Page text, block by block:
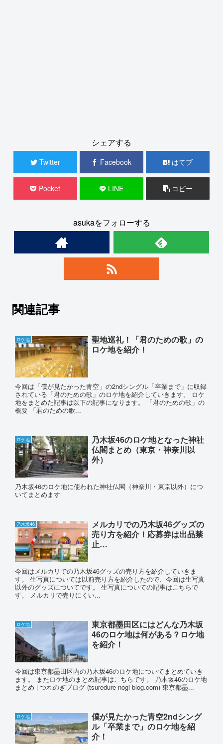
シェアする
Twitter Facebook はてブ
Pocket LINE コピー
asukaをフォローする
関連記事
ロケ地
聖地巡礼！「君のための歌」の
ロケ地を紹介！
今回は「僕が見たかった青空」の2ndシングル「卒業まで」に収録
されている「君のための歌」のロケ地を紹介していきます。 ロケ
地をまとめた記事は以下の記事になります。 「君のための歌」の
概要 「君のための歌...
ロケ地
乃木坂46のロケ地となった神社
仏閣まとめ（東京・神奈川以
外）
乃木坂46のロケ地に使われた神社仏閣（神奈川・東京以外）につ
いてまとめます
乃木坂46
メルカリでの乃木坂46グッズの
売り方を紹介！応募券は出品禁
止…
今回はメルカリでの乃木坂46グッズの売り方を紹介していきま
す。 生写真については以前売り方を紹介したので、今回は生写真
以外のグッズについてです。 生写真についての記事はこちらで
す。 メルカリで売りにくい...
ロケ地
東京都墨田区にはどんな乃木坂
46のロケ地は何がある？ロケ地
を紹介！
今回は東京都墨田区内の乃木坂46のロケ地についてまとめていき
ます。 またロケ地のまとめ記事はこちらです。 乃木坂46のロケ地
まとめ | つれのぎブログ (tsuredure-nogi-blog.com) 東京都墨...
ロケ地
僕が見たかった青空2ndシング
ル「卒業まで」のロケ地を紹
介！